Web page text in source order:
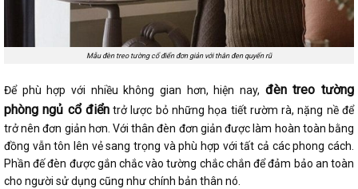
Mẫu đèn treo tường cổ điển đơn giản với thân đen quyến rũ
Để phù hợp với nhiều không gian hơn, hiện nay, đèn treo tường
phòng ngủ cổ điểntrở lược bỏ những họa tiết rườm rà, nặng nề để
trở nên đơn giản hơn. Với thân đèn đơn giản được làm hoàn toàn bằng
đồng vẫn tôn lên vẻ sang trọng và phù hợp với tất cả các phong cách.
Phần đế đèn được gắn chắc vào tường chắc chắn để đảm bảo an toàn
cho người sử dụng cũng như chính bản thân nó.